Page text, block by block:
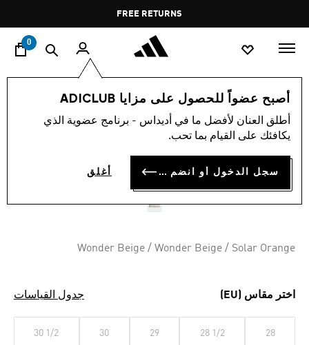
Pause
promotion
rotation
FREE RETURNS
0
أصبح عضواً للحصول على مزايا ADICLUB
أطلق العنان لأفضل ما في أديداس - برنامج عضوية الذي
يكافئك على القيام بما تحب.
سجل الدخول أو انضم الآن أغلق
الأطفال أحذية
حذاء ADIFOM SUPERSTAR
360 KIDS
OMR 25.25
Wonder Beige / Wonder Beige / Solar Orange
اختر مقاس (EU) جدول القياسات
28
28 1/2
29
30
30 1/2